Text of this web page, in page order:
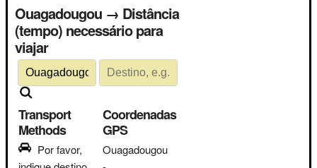
Ouagadougou → Distância
(tempo) necessário para
viajar
Transport
Methods
Por favor,
Coordenadas
GPS
Ouagadougou